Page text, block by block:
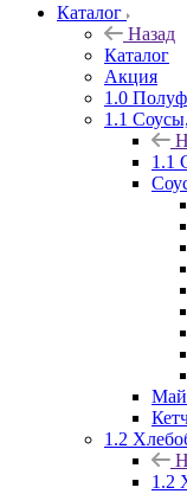
Каталог
Назад
Каталог
Акция
1.0
1.1
1.1
1.2
1.2